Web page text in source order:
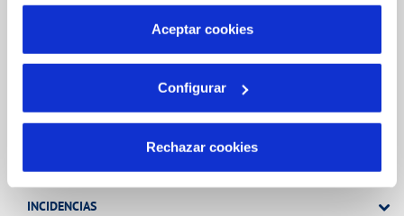
más información en nuestraPolítica de Cookies
Aceptar cookies
Configurar
Rechazar cookies
Gestiones Online
FACTURAS, PAGOS Y CONSUMOS
MODIFICACIÓN DE DATOS
INCIDENCIAS